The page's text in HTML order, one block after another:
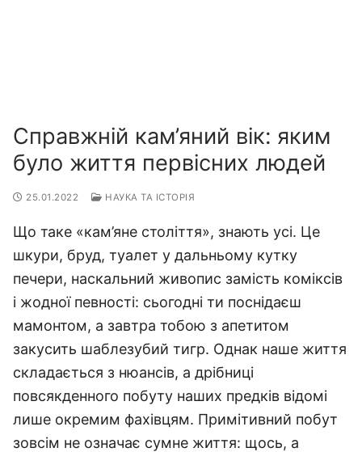
Справжній кам’яний вік: яким
було життя первісних людей
25.01.2022 НАУКА ТА ІСТОРІЯ
Що таке «кам’яне століття», знають усі. Це
шкури, бруд, туалет у дальньому кутку
печери, наскальний живопис замість коміксів
і жодної певності: сьогодні ти поснідаєш
мамонтом, а завтра тобою з апетитом
закусить шаблезубий тигр. Однак наше життя
складається з нюансів, а дрібниці
повсякденного побуту наших предків відомі
лише окремим фахівцям. Примітивний побут
зовсім не означає сумне життя: щось, а